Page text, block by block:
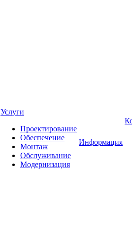
Услуги
Проектирование
Обеспечение
Монтаж
Обслуживание
Модернизация
Информация